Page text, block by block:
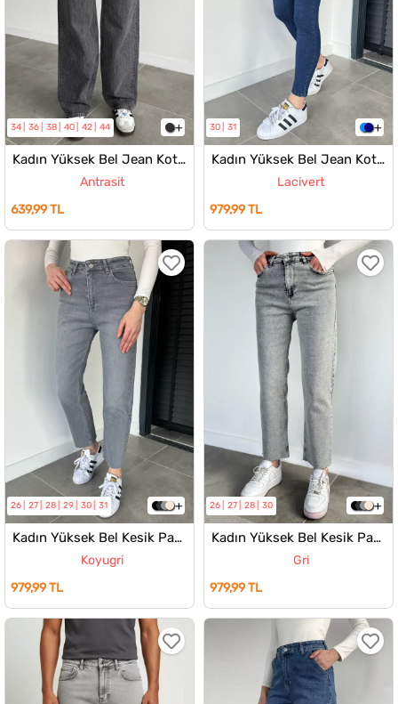
34 36 38 40 42 44
Kadın Yüksek Bel Jean Kot Pantolon
Antrasit
639,99 TL
30 31
Kadın Yüksek Bel Jean Kot Pantolon
Lacivert
979,99 TL
26 27 28 29 30 31
Kadın Yüksek Bel Kesik Paça Jean Kot Pantolon
Koyugri
979,99 TL
26 27 28 30
Kadın Yüksek Bel Kesik Paça Jean Kot Pantolon
Gri
979,99 TL